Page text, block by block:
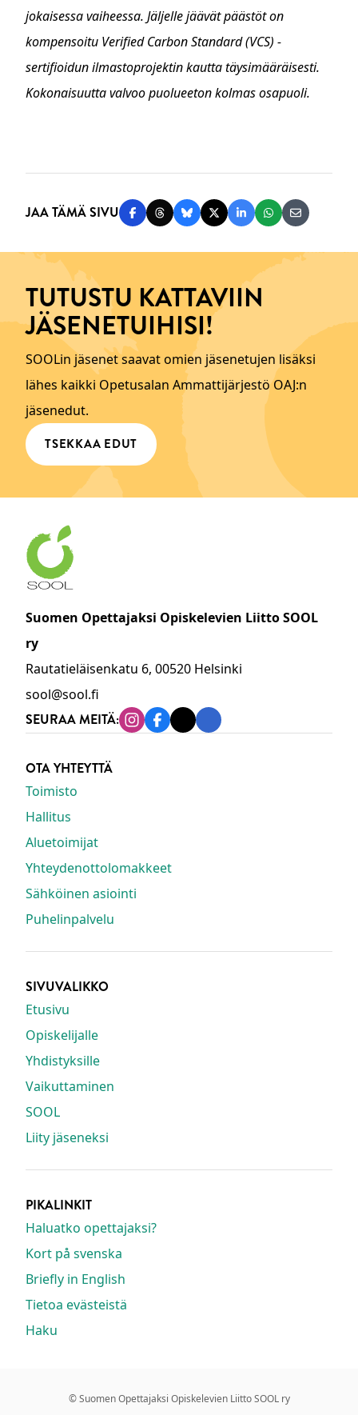
jokaisessa vaiheessa. Jäljelle jäävät päästöt on
kompensoitu Verified Carbon Standard (VCS) -
sertifioidun ilmastoprojektin kautta täysimääräisesti.
Kokonaisuutta valvoo puolueeton kolmas osapuoli.
JAA TÄMÄ SIVU Jaa Facebookissa
Jaa Threadsissa
Jaa Blueskyssä
Jaa Twitterissä
Jaa LinkedInissä
Jaa Jaa
TUTUSTU KATTAVIIN
JÄSENETUIHISI!
SOOLin jäsenet saavat omien jäsenetujen lisäksi
lähes kaikki Opetusalan Ammattijärjestö OAJ:n
jäsenedut.
TSEKKAA EDUT
Suomen Opettajaksi Opiskelevien Liitto SOOL
ry
Rautatieläisenkatu 6, 00520 Helsinki
sool@sool.fi
SEURAA MEITÄ: Instagram
Facebook
TiktokLinkedin
OTA YHTEYTTÄ
Toimisto
Hallitus
Aluetoimijat
Yhteydenottolomakkeet
Sähköinen asiointi
Puhelinpalvelu
SIVUVALIKKO
Etusivu
Opiskelijalle
Yhdistyksille
Vaikuttaminen
SOOL
Liity jäseneksi
PIKALINKIT
Haluatko opettajaksi?
Kort på svenska
Briefly in English
Tietoa evästeistä
Haku
© Suomen Opettajaksi Opiskelevien Liitto SOOL ry